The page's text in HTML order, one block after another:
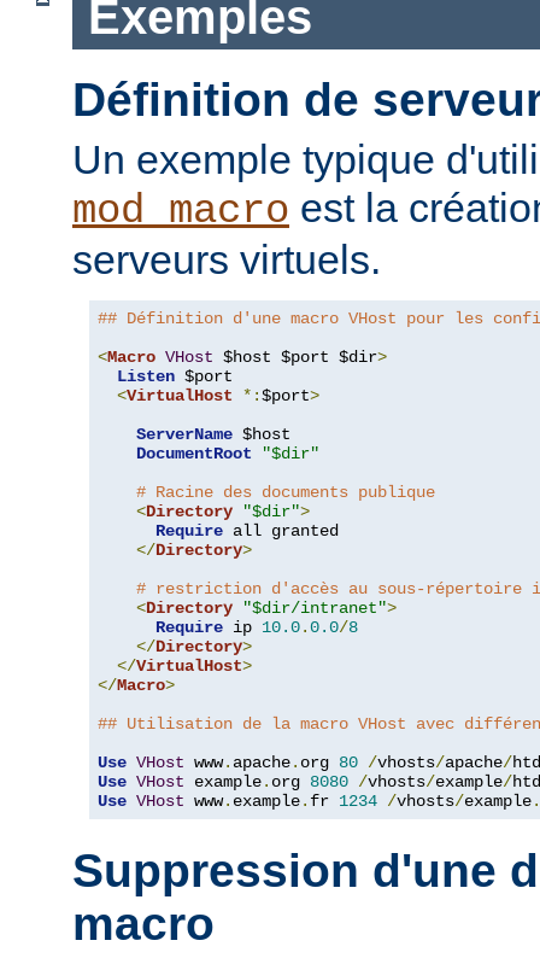
Exemples
Définition de
Un exemple typique
mod_macro est la
serveurs virtuels.
## Définition d'une macro VHost pour les
<Macro VHost $host $port $dir>
Listen $port
<VirtualHost *:$port>
ServerName $host
DocumentRoot
"$dir"
# Racine des documents publique
<Directory "$dir">
Require all granted
</Directory>
# restriction d'accès au sous-répertoire
<Directory "$dir/intranet">
Require ip 10.0.0.0/8
</Directory>
</VirtualHost>
</Macro>
## Utilisation de la macro VHost avec
Use VHost www. apache. org 80 /vhosts/apache/
Use VHost example. org 8080 /vhosts/example/
Use VHost www. example. fr 1234 /vhosts/example.
Suppression d'une
macro